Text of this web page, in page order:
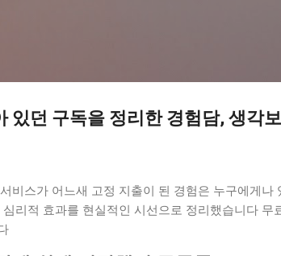
있던 구독을 정리한 경험담, 생각
비스가 어느새 고정 지출이 된 경험은 누구에게나
리적 효과를 현실적인 시선으로 정리했습니다 무